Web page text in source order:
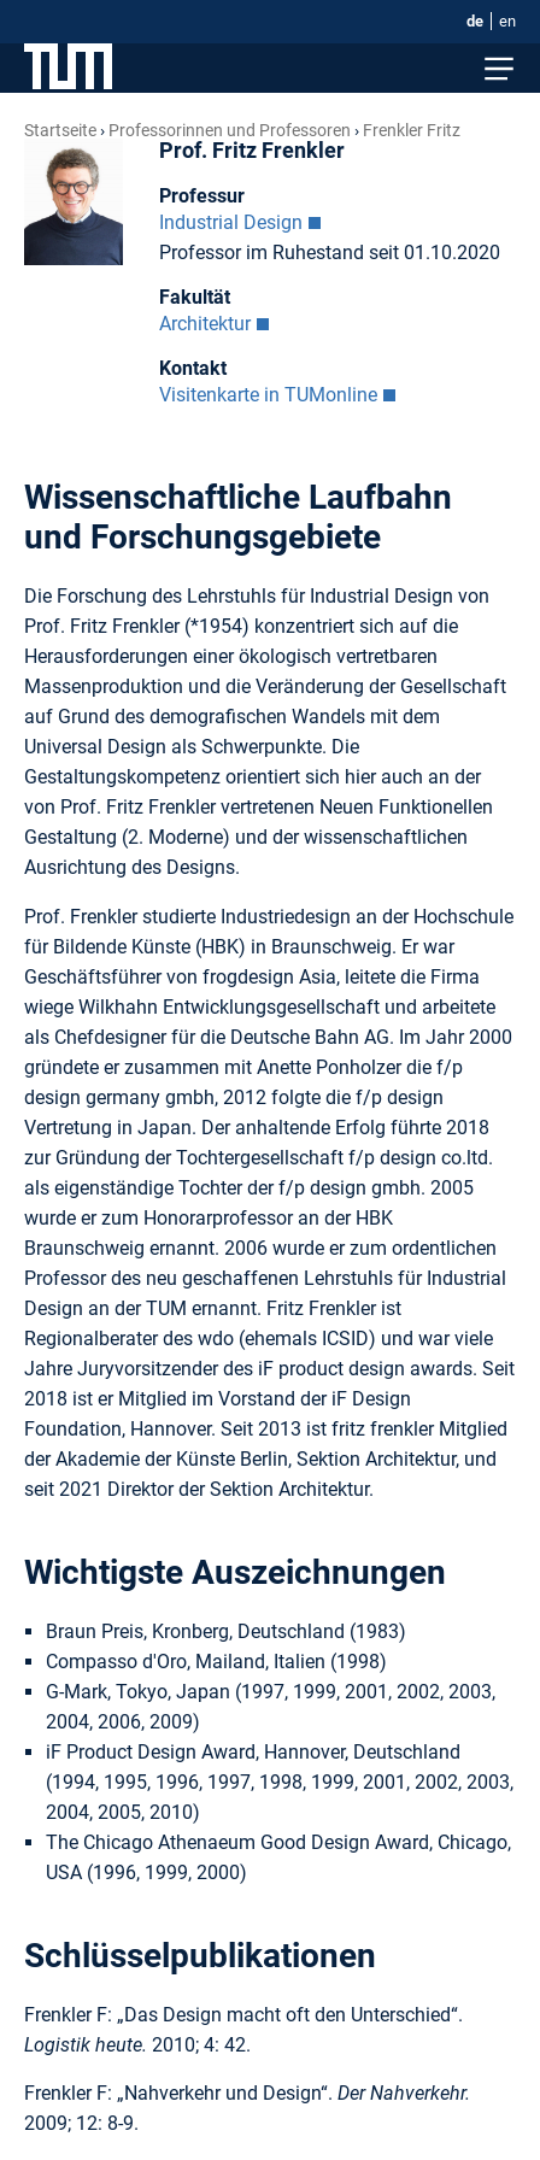
de en
Startseite Professorinnen und Professoren Frenkler Fritz
Prof. Fritz Frenkler
Professur
Industrial Design
Professor im Ruhestand seit 01.10.2020
Fakultät
Architektur
Kontakt
Visitenkarte in TUMonline
Wissenschaftliche Laufbahn
und Forschungsgebiete
Die Forschung des Lehrstuhls für Industrial Design von
Prof. Fritz Frenkler (*1954) konzentriert sich auf die
Herausforderungen einer ökologisch vertretbaren
Massenproduktion und die Veränderung der Gesellschaft
auf Grund des demografischen Wandels mit dem
Universal Design als Schwerpunkte. Die
Gestaltungskompetenz orientiert sich hier auch an der
von Prof. Fritz Frenkler vertretenen Neuen Funktionellen
Gestaltung (2. Moderne) und der wissenschaftlichen
Ausrichtung des Designs.
Prof. Frenkler studierte Industriedesign an der Hochschule
für Bildende Künste (HBK) in Braunschweig. Er war
Geschäftsführer von frogdesign Asia, leitete die Firma
wiege Wilkhahn Entwicklungsgesellschaft und arbeitete
als Chefdesigner für die Deutsche Bahn AG. Im Jahr 2000
gründete er zusammen mit Anette Ponholzer die f/p
design germany gmbh, 2012 folgte die f/p design
Vertretung in Japan. Der anhaltende Erfolg führte 2018
zur Gründung der Tochtergesellschaft f/p design co.ltd.
als eigenständige Tochter der f/p design gmbh. 2005
wurde er zum Honorarprofessor an der HBK
Braunschweig ernannt. 2006 wurde er zum ordentlichen
Professor des neu geschaffenen Lehrstuhls für Industrial
Design an der TUM ernannt. Fritz Frenkler ist
Regionalberater des wdo (ehemals ICSID) und war viele
Jahre Juryvorsitzender des iF product design awards. Seit
2018 ist er Mitglied im Vorstand der iF Design
Foundation, Hannover. Seit 2013 ist fritz frenkler Mitglied
der Akademie der Künste Berlin, Sektion Architektur, und
seit 2021 Direktor der Sektion Architektur.
Wichtigste Auszeichnungen
Braun Preis, Kronberg, Deutschland (1983)
Compasso d'Oro, Mailand, Italien (1998)
G-Mark, Tokyo, Japan (1997, 1999, 2001, 2002, 2003,
2004, 2006, 2009)
iF Product Design Award, Hannover, Deutschland
(1994, 1995, 1996, 1997, 1998, 1999, 2001, 2002, 2003,
2004, 2005, 2010)
The Chicago Athenaeum Good Design Award, Chicago,
USA (1996, 1999, 2000)
Schlüsselpublikationen
Frenkler F: „Das Design macht oft den Unterschied“.
Logistik heute. 2010; 4: 42.
Frenkler F: „Nahverkehr und Design“. Der Nahverkehr.
2009; 12: 8-9.